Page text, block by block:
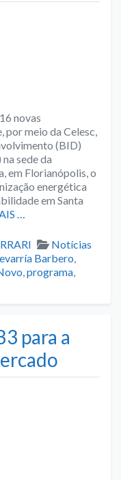
novas
por meio da Celesc,
(BID)
sede da
em Florianópolis, o
energética
em Santa
…
Categories
Notícias
Barbero,
,programa,
para a